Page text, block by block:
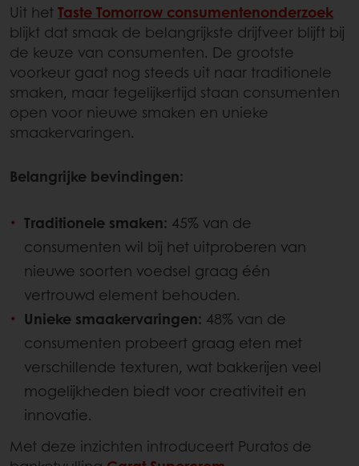
Uit hetTaste Tomorrow consumentenonderzoek
blijkt dat smaak de belangrijkste drijfveer blijft bij
de keuze van consumenten. De grootste
voorkeur gaat nog steeds uit naar traditionele
smaken, maar tegelijkertijd staan consumenten
open voor nieuwe smaken en unieke
smaakervaringen.
Belangrijke bevindingen:
Traditionele smaken: 45% van de
consumenten wil bij het uitproberen van
nieuwe soorten voedsel graag één
vertrouwd element behouden.
Unieke smaakervaringen: 48% van de
consumenten probeert graag eten met
verschillende texturen, wat bakkerijen veel
mogelijkheden biedt voor creativiteit en
innovatie.
Met deze inzichten introduceert Puratos de